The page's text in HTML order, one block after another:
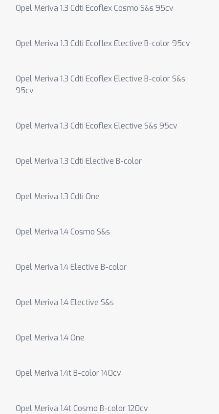
Opel Meriva 1.3 Cdti Ecoflex Cosmo S&s 95cv
Opel Meriva 1.3 Cdti Ecoflex Elective B-color 95cv
Opel Meriva 1.3 Cdti Ecoflex Elective B-color S&s
95cv
Opel Meriva 1.3 Cdti Ecoflex Elective S&s 95cv
Opel Meriva 1.3 Cdti Elective B-color
Opel Meriva 1.3 Cdti One
Opel Meriva 1.4 Cosmo S&s
Opel Meriva 1.4 Elective B-color
Opel Meriva 1.4 Elective S&s
Opel Meriva 1.4 One
Opel Meriva 1.4t B-color 140cv
Opel Meriva 1.4t Cosmo B-color 120cv